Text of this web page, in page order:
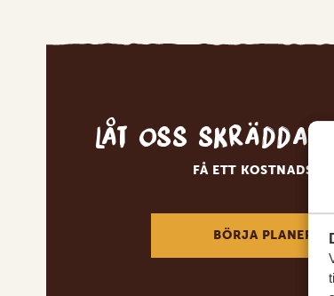
Låt oss
FÅ ETT
BÖRJA PLANERA